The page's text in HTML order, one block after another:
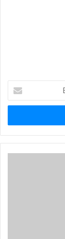
Posta
adresinizi